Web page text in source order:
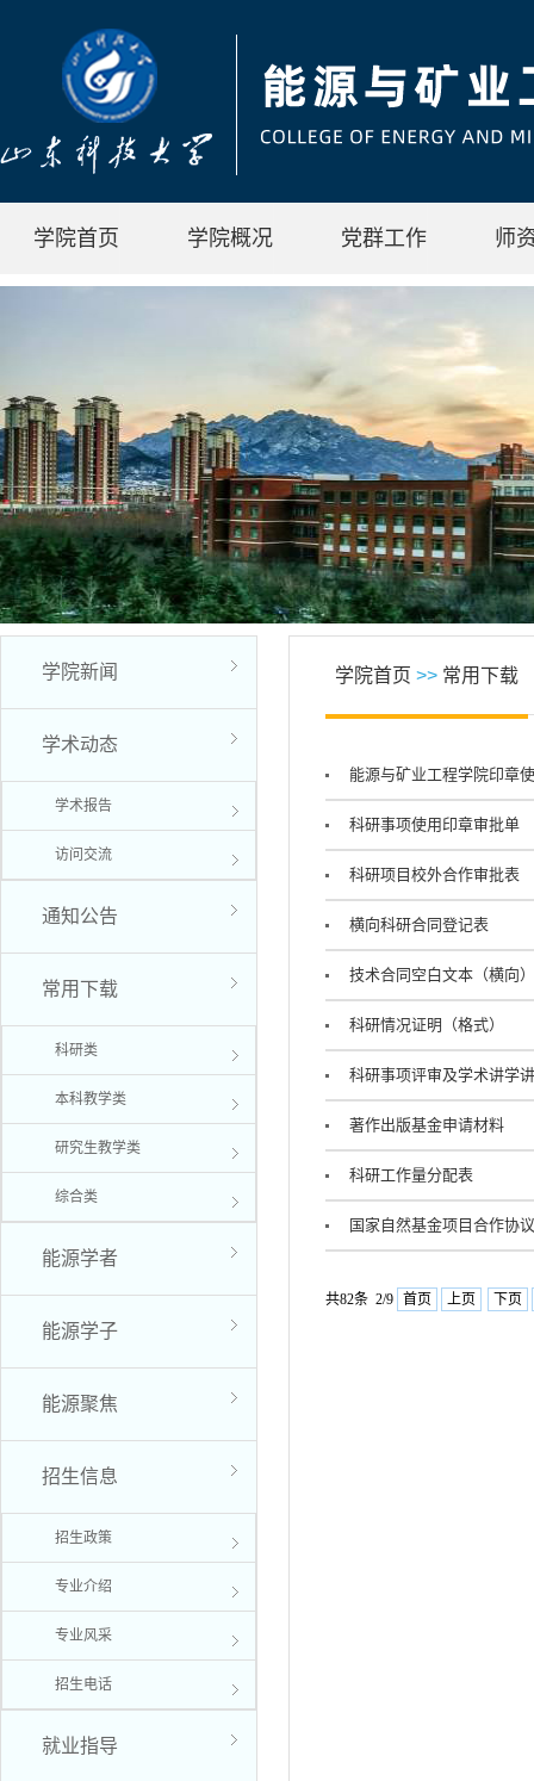
学院首页 学院概况 党群工作 师
学院新闻
学术动态
学术报告
访问交流
通知公告
常用下载
科研类
本科教学类
研究生教学类
综合类
能源学者
能源学子
能源聚焦
招生信息
招生政策
专业介绍
专业风采
招生电话
就业指导
学院首页 >> 常用下载
能源与矿业工程学院印章
科研事项使用印章审批单
科研项目校外合作审批表
横向科研合同登记表
技术合同空白文本（横向）
科研情况证明（格式）
科研事项评审及学术讲学
著作出版基金申请材料
科研工作量分配表
国家自然基金项目合作协
共82条 2/9 首页 上页 下页